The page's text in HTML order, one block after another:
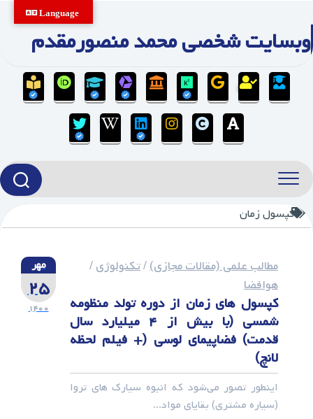
to
content
وبسایت شخصی محمد منصورمقدم
کپسول زمان
مهر
۲۵
۱۴۰۰
مطالب علمی (مقالات مجازی)/تکنولوژی/
هوافضا
کپسول های زمان از دوره تولد منظومه
شمسی (با بیش از ۴ میلیارد سال
قدمت) فضاپیمای لوسی (+ فیلم لحظه
لانچ)
اینطور تصور می‌شود که انبوه سیارک های تروا
(سیاره مشتری) بقایای مواد...
Language